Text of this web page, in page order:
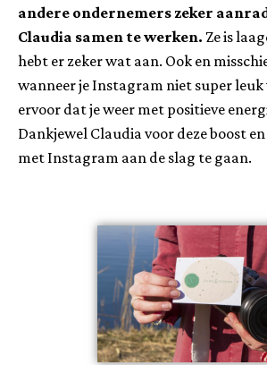
andere ondernemers zeker
Claudia samen te werken. Ze is
hebt er zeker wat aan. Ook en
wanneer je Instagram niet super
ervoor dat je weer met positieve
Dankjewel Claudia voor deze boost
met Instagram aan de slag te gaan.